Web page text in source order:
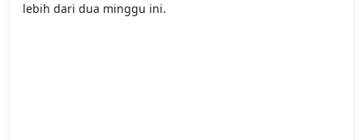
lebih dari dua minggu ini.